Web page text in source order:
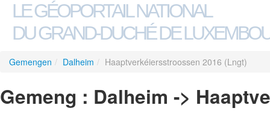
LE GÉOPORTAIL NATIONAL
DU GRAND-DUCHÉ DE
Gemengen / Dalheim / Haaptverkéiersstroossen 2016 (Lngt)
Gemeng : Dalheim ->